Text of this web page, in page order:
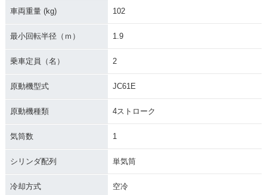
2013年 MSX125
車両重量 (kg) 102
最小回転半径（ｍ） 1.9
乗車定員（名） 2
原動機型式 JC61E
原動機種類 4ストローク
気筒数 1
シリンダ配列 単気筒
冷却方式 空冷